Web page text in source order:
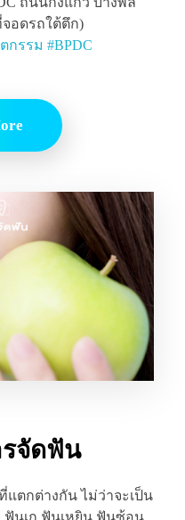
อดรถใต้ตึก)
กรรม #BPDC
จัดฟัน
ตกต่างกัน ไม่ว่าจะเป็น
ฟันเก ฟันเหยิน ฟันซ้อน